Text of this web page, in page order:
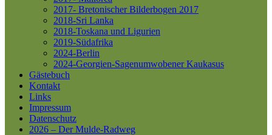
2017- Bretonischer Bilderbogen 2017
2018-Sri Lanka
2018-Toskana und Ligurien
2019-Südafrika
2024-Berlin
2024-Georgien-Sagenumwobener Kaukasus
Gästebuch
Kontakt
Links
Impressum
Datenschutz
2026 – Der Mulde-Radweg